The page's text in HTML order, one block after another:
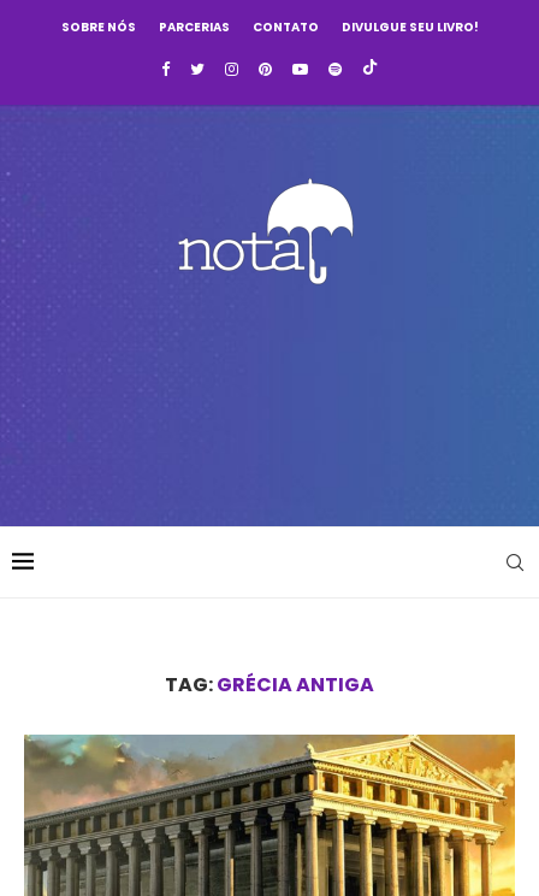
SOBRE NÓS PARCERIAS CONTATO DIVULGUE SEU LIVRO!
TAG:GRÉCIA ANTIGA